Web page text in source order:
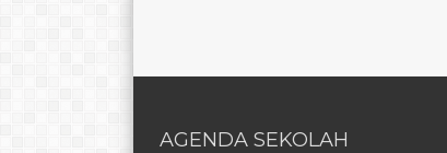
AGENDA SEKOLAH